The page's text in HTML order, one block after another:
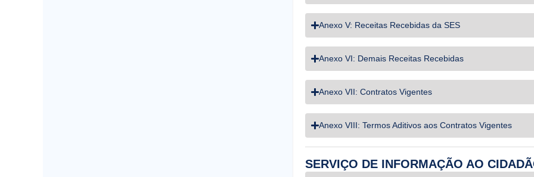
Anexo V: Receitas Recebidas da SES
Anexo VI: Demais Receitas Recebidas
Anexo VII: Contratos Vigentes
Anexo VIII: Termos Aditivos aos Contratos Vigentes
SERVIÇO DE INFORMAÇÃO AO